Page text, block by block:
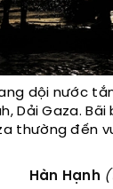
dội nước
Dải Gaza. Bãi
thường đến
Hàn Hạnh